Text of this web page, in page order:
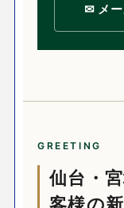
✉ メー
GREETING
仙台・
客様の